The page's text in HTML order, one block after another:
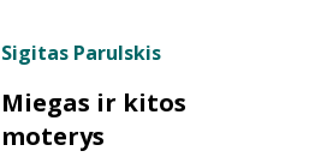
Sigitas Parulskis
Miegas ir kitos
moterys